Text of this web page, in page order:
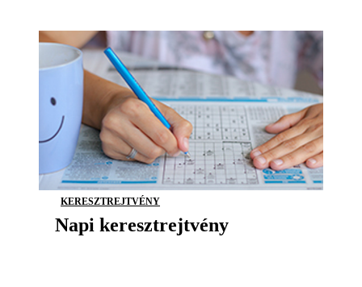
KERESZTREJTVÉNY
Napi keresztrejtvény